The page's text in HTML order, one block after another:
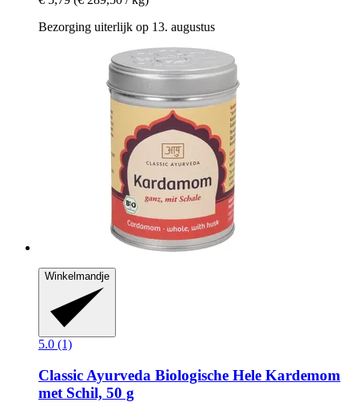
Bezorging uiterlijk op 13. augustus
Winkelmandje
5.0 (1)
Classic Ayurveda Biologische Hele Kardemom
met Schil, 50 g